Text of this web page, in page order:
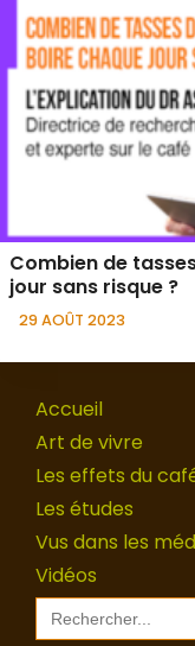
Combien de
jour sans risque ?
29 AOÛT 2023
Accueil
Art de vivre
Les effets du
Les études
Vus dans les
Vidéos
Search
for: